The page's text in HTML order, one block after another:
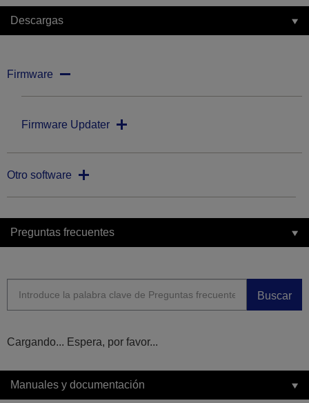
Descargas
Firmware
Firmware Updater
Otro software
Preguntas frecuentes
Buscar
Cargando... Espera, por favor...
Manuales y documentación